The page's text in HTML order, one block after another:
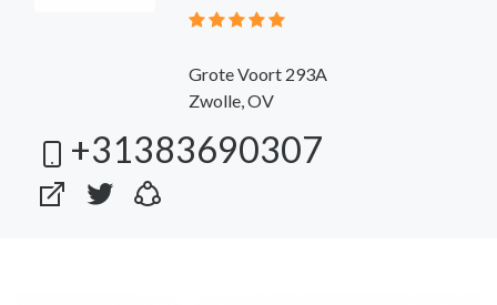
Grote Voort 293A
Zwolle, OV
+31383690307